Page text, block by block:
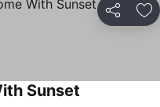
Partilhar
Sunset